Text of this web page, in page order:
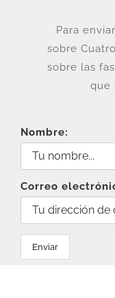
Para
sobre
sobre las
que
Nombre:
Correo